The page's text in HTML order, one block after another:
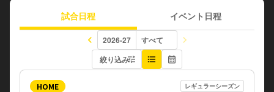
試合日程
イベント日程
keyboard_arrow_left
keyboard_arrow_right
絞り込みtune format_list_bulleted calendar_month
HOME レギュラーシーズン